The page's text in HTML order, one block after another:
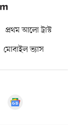
প্রথম আলো ট্রাস্ট
মোবাইল ভ্যাস